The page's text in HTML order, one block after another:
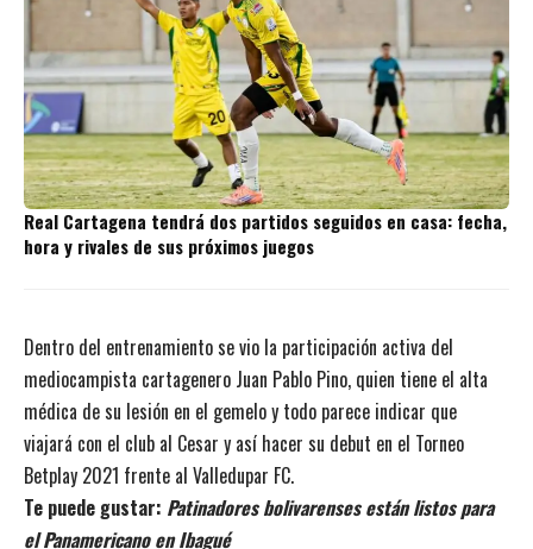
Real Cartagena tendrá dos partidos seguidos en casa: fecha,
hora y rivales de sus próximos juegos
Dentro del entrenamiento se vio la participación activa del
mediocampista cartagenero Juan Pablo Pino, quien tiene el alta
médica de su lesión en el gemelo y todo parece indicar que
viajará con el club al Cesar y así hacer su debut en el Torneo
Betplay 2021 frente al Valledupar FC.
Te puede gustar: Patinadores bolivarenses están listos para
el Panamericano en Ibagué